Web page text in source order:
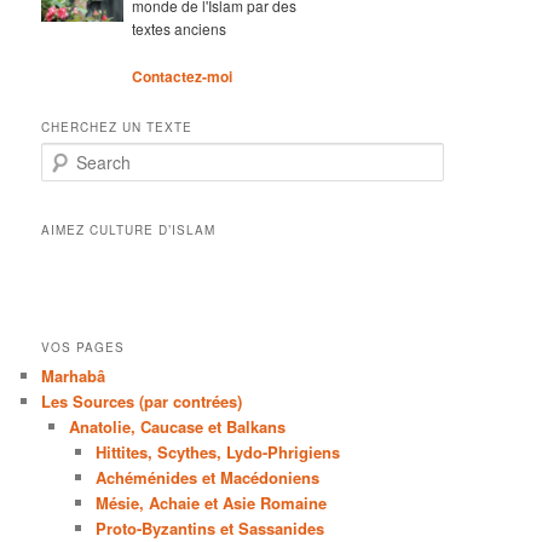
monde de l'Islam par des
textes anciens
Contactez-moi
CHERCHEZ UN TEXTE
Search
AIMEZ CULTURE D’ISLAM
VOS PAGES
Marhabâ
Les Sources (par contrées)
Anatolie, Caucase et Balkans
Hittites, Scythes, Lydo-Phrigiens
Achéménides et Macédoniens
Mésie, Achaie et Asie Romaine
Proto-Byzantins et Sassanides